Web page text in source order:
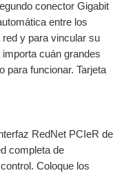
conector Gigabit
entre los
red y para vincular su
cuán grandes
para funcionar. Tarjeta
RedNet PCIeR de
completa de
Coloque los